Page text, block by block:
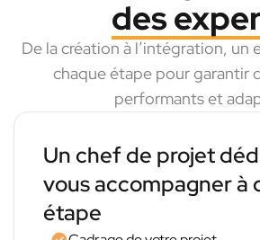
des
De la création à l’intégration, un
chaque étape pour garantir
performants et
Un chef de projet
vous accompagner à
étape